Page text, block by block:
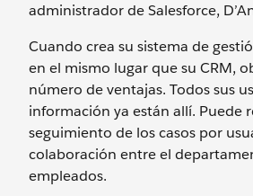
administrador de Salesforce,
Cuando crea su sistema de
en el mismo lugar que su CRM,
número de ventajas. Todos sus
información ya están allí. Puede
seguimiento de los casos por
colaboración entre el
empleados.